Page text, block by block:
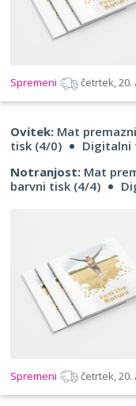
Spremeni četrtek, 20.
Ovitek: Mat
tisk (4/0)
Digitalni
Notranjost: Mat
barvni tisk (4/4)
Spremeni četrtek, 20.